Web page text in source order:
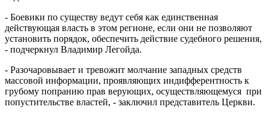
- Боевики по существу ведут себя как единственная
действующая власть в этом регионе, если они не позволяют
установить порядок, обеспечить действие судебного решения,
- подчеркнул Владимир Легойда.
- Разочаровывает и тревожит молчание западных средств
массовой информации, проявляющих индифферентность к
грубому попранию прав верующих, осуществляющемуся при
попустительстве властей, - заключил представитель Церкви.